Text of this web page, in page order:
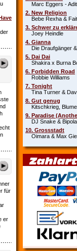
für
er
Marc Eggers -
2. New Religion
Bebe Rexha &
3. Schwer zu
Joey Heindle
4. Gianna
Die Draufgänger &
5. Dai Dai
Shakira x Burna
6. Forbidden Road
Robbie Williams
7. Tonight
Tina Turner &
8. Gut genug
Kitschkrieg,
9. Paradise
DJ Snake & Bipolar
10. Grossstadt
Oimara & Max